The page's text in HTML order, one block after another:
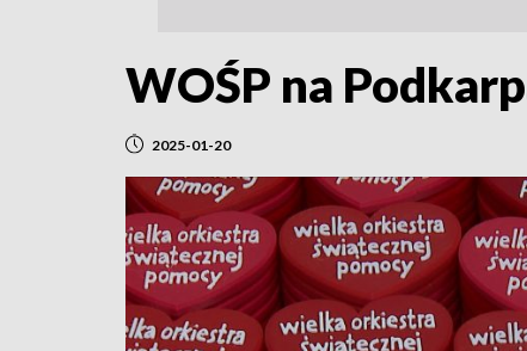
WOŚP na
2025-01-20